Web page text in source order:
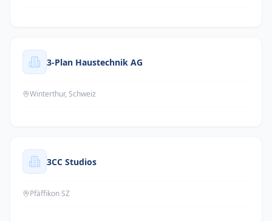
3-Plan Haustechnik AG
Winterthur, Schweiz
3CC Studios
Pfäffikon SZ